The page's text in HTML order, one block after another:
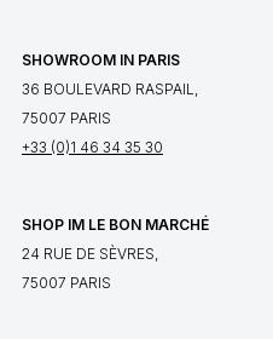
SHOWROOM IN PARIS
36 BOULEVARD RASPAIL,
75007 PARIS
+33 (0)1 46 34 35 30
SHOP IM LE BON MARCHÉ
24 RUE DE SÈVRES,
75007 PARIS